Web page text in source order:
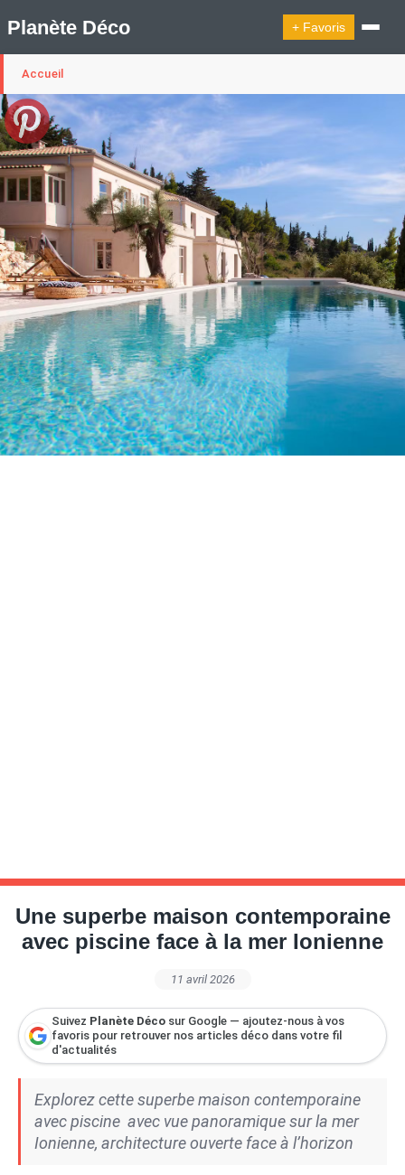
Planète Déco + Favoris
🛍︎ Shop Planète Déco ℹ︎ À propos
Appartement Design Belgique
Cabanes
Decoration Noël
Design Suédois En Quelques Photos
Idées Déco En 10 Photos
La Semaine Décoration Et Design
Maison En Ville
Méli-Mélo Suédois
Publi Reportage
Tendance
Interieurs Scandinaves
La Décoration Selon Votre Signe Astrologique
Les Trouvailles Déco Du Jour
Loft
Maison Appartement Écologique
Maison Container/container House
Maison D'hôtes
Maison Et Appartement Vintage
On Décode La Déco
Petite Surface
Piscine Question De Style
Renovation
Revue De Week End
Tiny House
Accueil
Une superbe maison contemporaine
avec piscine face à la mer Ionienne
11 avril 2026
Suivez Planète Déco sur Google — ajoutez-nous à vos
favoris pour retrouver nos articles déco dans votre fil
d'actualités
Explorez cette superbe maison contemporaine
avec piscine avec vue panoramique sur la mer
Ionienne, architecture ouverte face à l’horizon